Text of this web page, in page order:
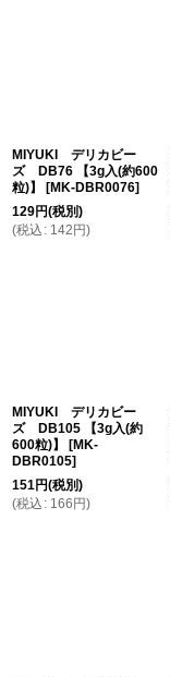
MIYUKI デリカビー
ズ DB76 【3g入(約600
粒)】
[MK-DBR0076]
129円(税別)
(税込 : 142 円)
MIYUKI デリカビー
ズ DB105 【3g入(約
600粒)】
[MK-
DBR0105]
151円(税別)
(税込 : 166 円)